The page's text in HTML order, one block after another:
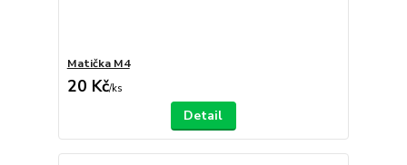
Matička M4
20 Kč/ks
Detail